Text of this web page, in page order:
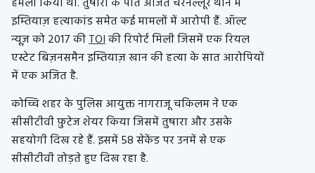
इम्तियाज़ हत्याकांड समेत कई मामलों में आरोपी हैं. ऑल्ट
न्यूज़ को 2017 कीTOIकी रिपोर्ट मिली जिसमें एक रियल
एस्टेट बिज़नसमैन इम्तियाज़ खान की हत्या के सात आरोपियों
में एक अजित है.
कोच्चि शहर के पुलिस आयुक्त नागराजू चकिलम ने एक
सीसीटीवी फ़ुटेज शेयर किया जिसमें तुषारा और उसके
सहयोगी दिख रहे हैं. इसमें 58 सेकेंड पर उनमें से एक
सीसीटीवी तोड़ते हुए दिख रहा है.